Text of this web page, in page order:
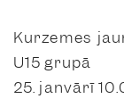
Kurzemes
U15 grupā
25. janvārī